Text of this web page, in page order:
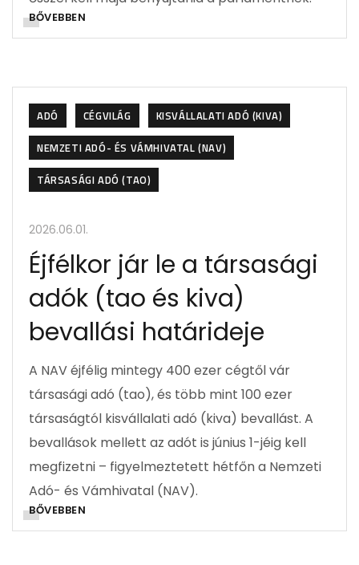
BŐVEBBEN
ADÓ CÉGVILÁG
KISVÁLLALATI ADÓ (KIVA)
NEMZETI ADÓ- ÉS VÁMHIVATAL (NAV)
TÁRSASÁGI ADÓ (TAO)
2026.06.01.
Éjfélkor jár le a társasági
adók (tao és kiva)
bevallási határideje
A NAV éjfélig mintegy 400 ezer cégtől vár
társasági adó (tao), és több mint 100 ezer
társaságtól kisvállalati adó (kiva) bevallást. A
bevallások mellett az adót is június 1-jéig kell
megfizetni – figyelmeztetett hétfőn a Nemzeti
Adó- és Vámhivatal (NAV).
BŐVEBBEN